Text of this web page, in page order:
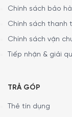
Bosch
tiêu tốn được
các loại máy hút
Chính sách bảo
Chính sách thanh
Chính sách vận
Tiếp nhận & giải
TRẢ GÓP
Thẻ tín dụng